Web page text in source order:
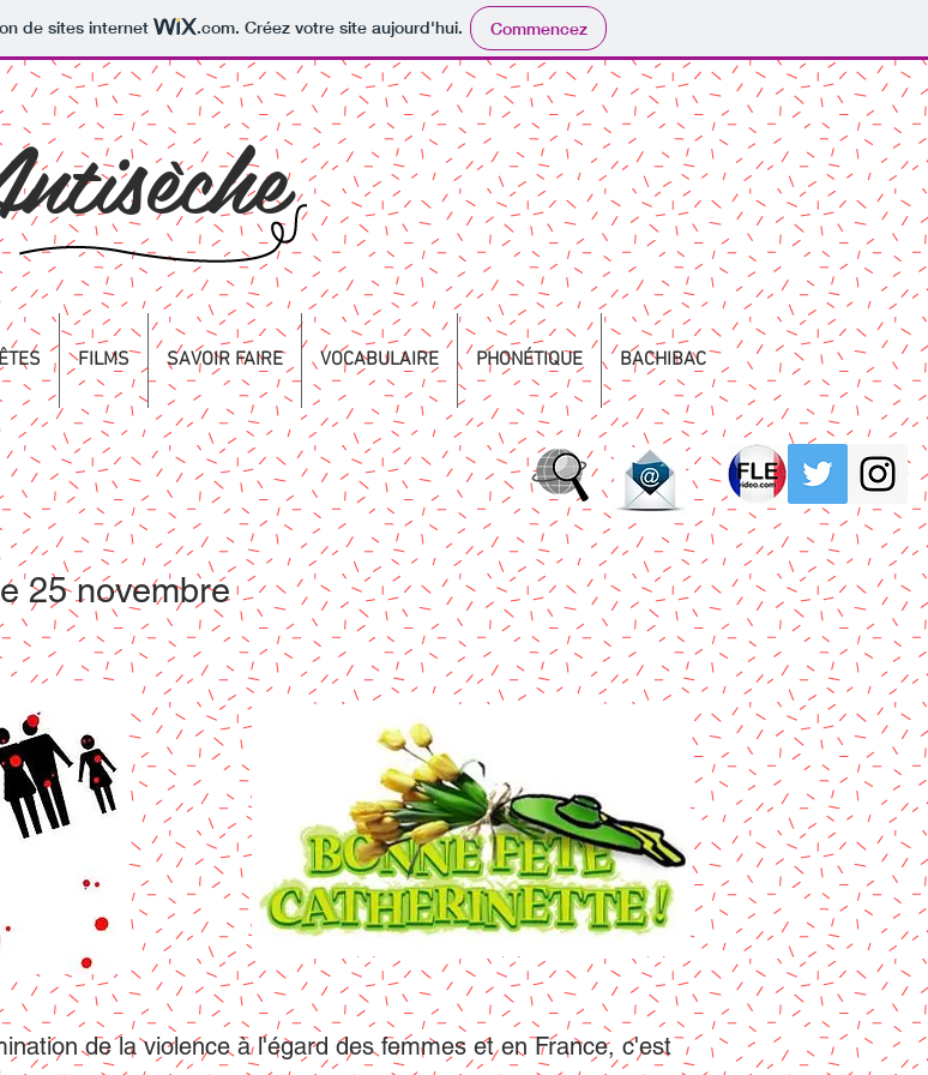
de sites internet .com. Créez votre site aujourd'hui. Commencez
FILMS SAVOIR FAIRE VOCABULAIRE PHONÉTIQUE BACHIBAC
25 novembre
de la violence à l'égard des femmes et en France, c'est